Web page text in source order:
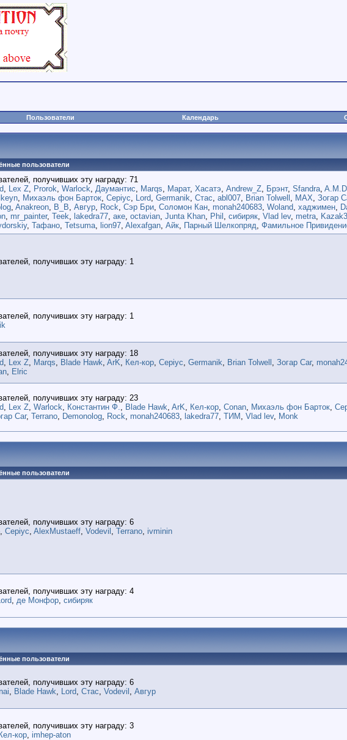
Пользователи Календарь
пользователи
получивших эту награду: 71
, Lex Z, Prorok, Warlock, Даумантис, Marqs, Марат, Хасатэ, Andrew_Z, Брэнт, Sfandra,
lkeyn, Михаэль фон Барток, Cepiyc, Lord, Germanik, Стас, abl007, Brian Tolwell , MAX, Зогар
, Anakreon, B_B, Авгур, Rock, Сэр Бри, Соломон Кан, monah240683, Woland, хаджимен,
, mr_painter, Teek, lakedra77, аке, octavian, Junta Khan, Phil , сибиряк, Vlad lev, metra,
, Тафано, Tetsuma, lion97, Alexafgan, Айк, Парный Шелкопряд, Фамильное
получивших эту награду: 1
получивших эту награду: 1
получивших эту награду: 18
, Lex Z, Marqs, Blade Hawk, ArK, Кел-кор, Cepiyc, Germanik, Brian Tolwell , Зогар Саг,
, Elric
получивших эту награду: 23
, Lex Z, Warlock, Константин Ф., Blade Hawk, ArK, Кел-кор, Conan, Михаэль фон Барток,
Саг, Terrano, Demonolog, Rock, monah240683, lakedra77, ТИМ , Vlad lev, Monk
пользователи
получивших эту награду: 6
, Cepiyc, AlexMustaeff, Vodevil , Terrano, ivminin
получивших эту награду: 4
, де Монфор, сибиряк
пользователи
получивших эту награду: 6
, Blade Hawk, Lord, Стас, Vodevil , Авгур
получивших эту награду: 3
Кел-кор, imhep-aton